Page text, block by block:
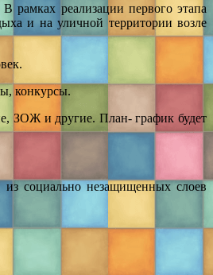
рамках реализации первого этапа
и на уличной территории возле
конкурсы.
ЗОЖ и другие. План- график будет
из социально незащищенных слоев